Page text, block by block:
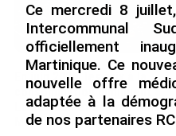
En juin 2026, les prix à la
consommation diminuent à
La Réunion et augmentent à
Mayotte (Insee)
Ce mercredi 8
Intercommunal
officiellement
Martinique. Ce
nouvelle offre
adaptée à la
de nos partenaires